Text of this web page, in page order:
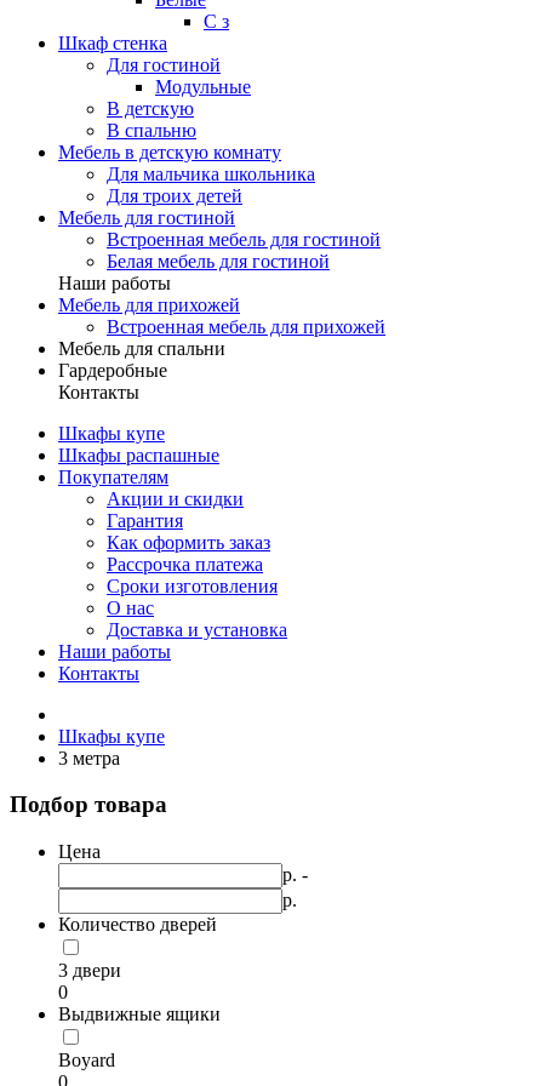
С з
Шкаф стенка
Для гостиной
Модульные
В детскую
В спальню
Мебель в детскую комнату
Для мальчика школьника
Для троих детей
Мебель для гостиной
Встроенная мебель для гостиной
Белая мебель для гостиной
Наши работы
Мебель для прихожей
Встроенная мебель для прихожей
Мебель для спальни
Гардеробные
Контакты
Шкафы купе
Шкафы распашные
Покупателям
Акции и скидки
Гарантия
Как оформить заказ
Рассрочка платежа
Сроки изготовления
О нас
Доставка и установка
Наши работы
Контакты
Шкафы купе
3 метра
Подбор товара
Цена
р. -
р.
Количество дверей
3 двери
0
Выдвижные ящики
Boyard
0